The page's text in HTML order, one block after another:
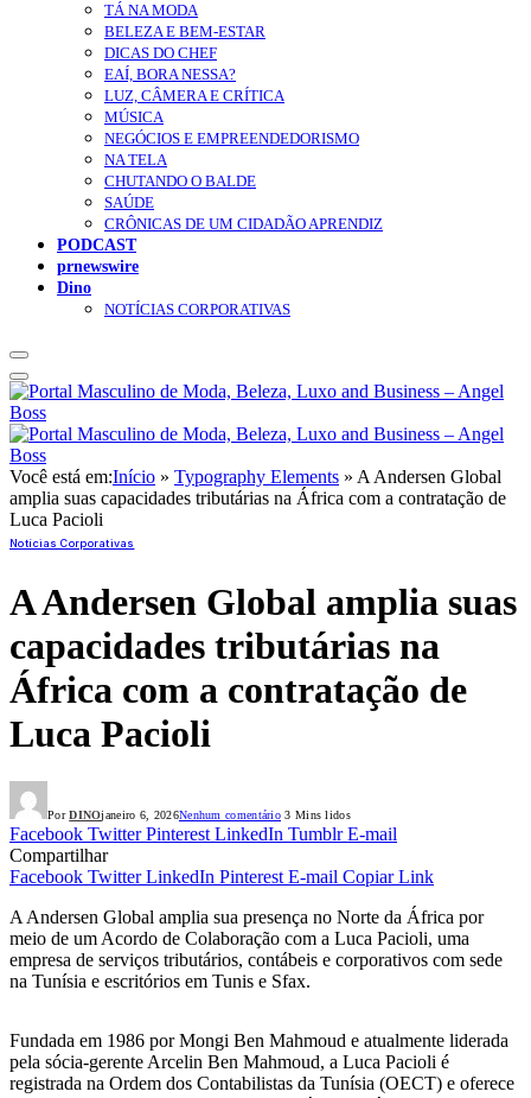
TÁ NA MODA
BELEZA E BEM-ESTAR
DICAS DO CHEF
EAÍ, BORA NESSA?
LUZ, CÂMERA E CRÍTICA
MÚSICA
NEGÓCIOS E EMPREENDEDORISMO
NA TELA
CHUTANDO O BALDE
SAÚDE
CRÔNICAS DE UM CIDADÃO APRENDIZ
PODCAST
prnewswire
Dino
NOTÍCIAS CORPORATIVAS
Você está em:Início » Typography Elements » A Andersen Global
amplia suas capacidades tributárias na África com a contratação de
Luca Pacioli
Notícias Corporativas
A Andersen Global amplia suas
capacidades tributárias na
África com a contratação de
Luca Pacioli
Por DINOjaneiro 6, 2026Nenhum comentário 3 Mins lidos
Facebook Twitter Pinterest LinkedIn Tumblr E-mail
Compartilhar
Facebook Twitter LinkedIn Pinterest E-mail Copiar Link
A Andersen Global amplia sua presença no Norte da África por
meio de um Acordo de Colaboração com a Luca Pacioli, uma
empresa de serviços tributários, contábeis e corporativos com sede
na Tunísia e escritórios em Tunis e Sfax.
Fundada em 1986 por Mongi Ben Mahmoud e atualmente liderada
pela sócia-gerente Arcelin Ben Mahmoud, a Luca Pacioli é
registrada na Ordem dos Contabilistas da Tunísia (OECT) e oferece